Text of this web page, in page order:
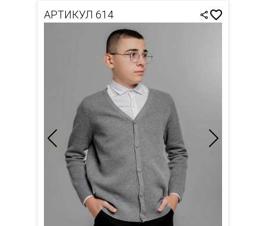
АРТИКУЛ 614